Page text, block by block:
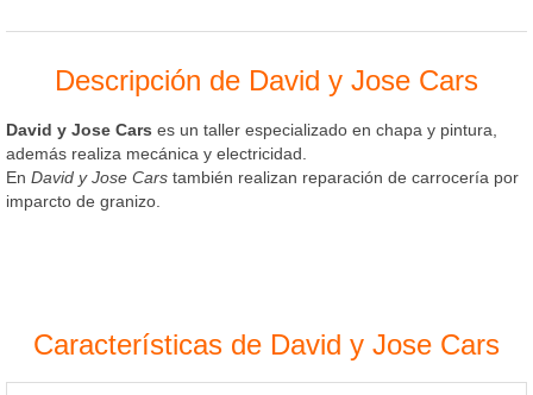
Descripción de David y Jose Cars
David y Jose Cars es un taller especializado en chapa y pintura,
además realiza mecánica y electricidad.
En David y Jose Cars también realizan reparación de carrocería por
imparcto de granizo.
Características de David y Jose Cars